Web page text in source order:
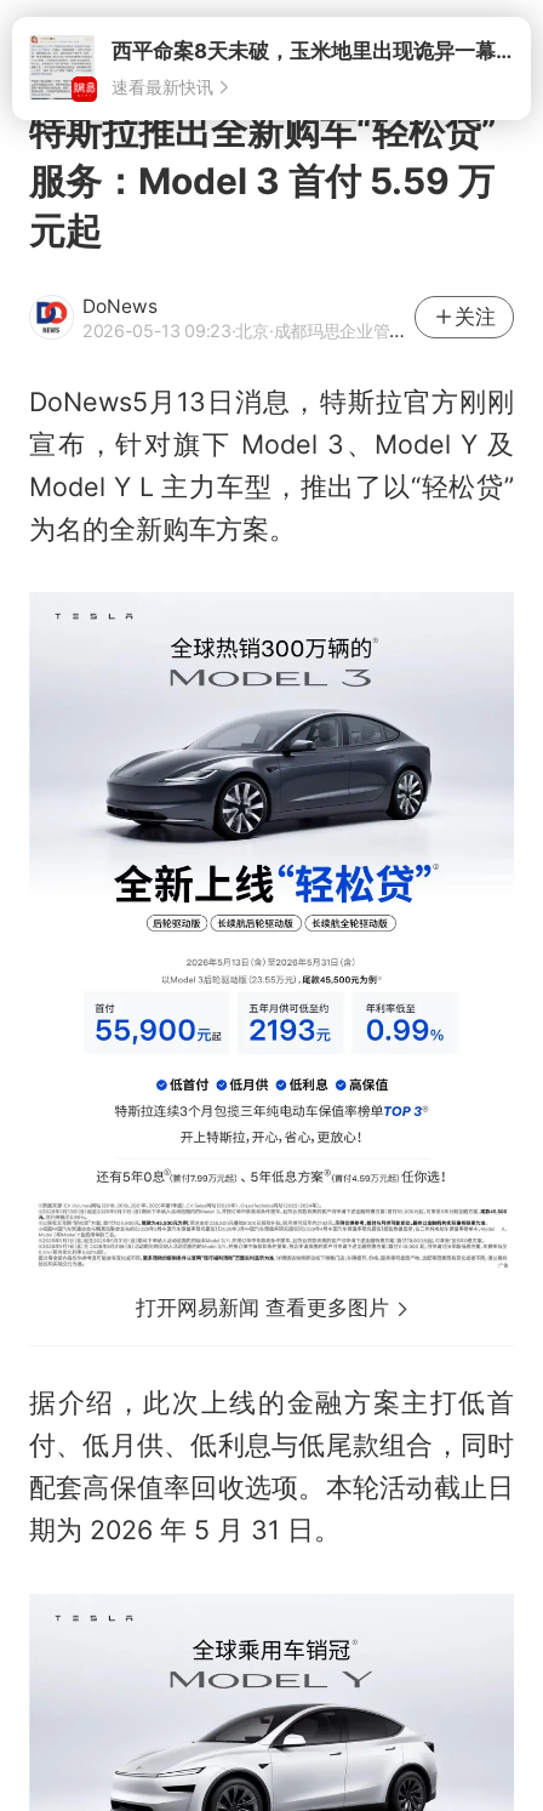
打开
特斯拉推出全新购车“轻松贷”
服务：Model 3 首付 5.59 万
元起
DoNews
2026-05-13 09:23·北京·成都玛思企业管理咨询有限公司官方账号 网易号科技内容作者
关注
DoNews5月13日消息，特斯拉官方刚刚
宣布，针对旗下 Model 3、Model Y 及
Model Y L 主力车型，推出了以“轻松贷”
为名的全新购车方案。
打开网易新闻 查看更多图片
据介绍，此次上线的金融方案主打低首
付、低月供、低利息与低尾款组合，同时
配套高保值率回收选项。本轮活动截止日
期为 2026 年 5 月 31 日。